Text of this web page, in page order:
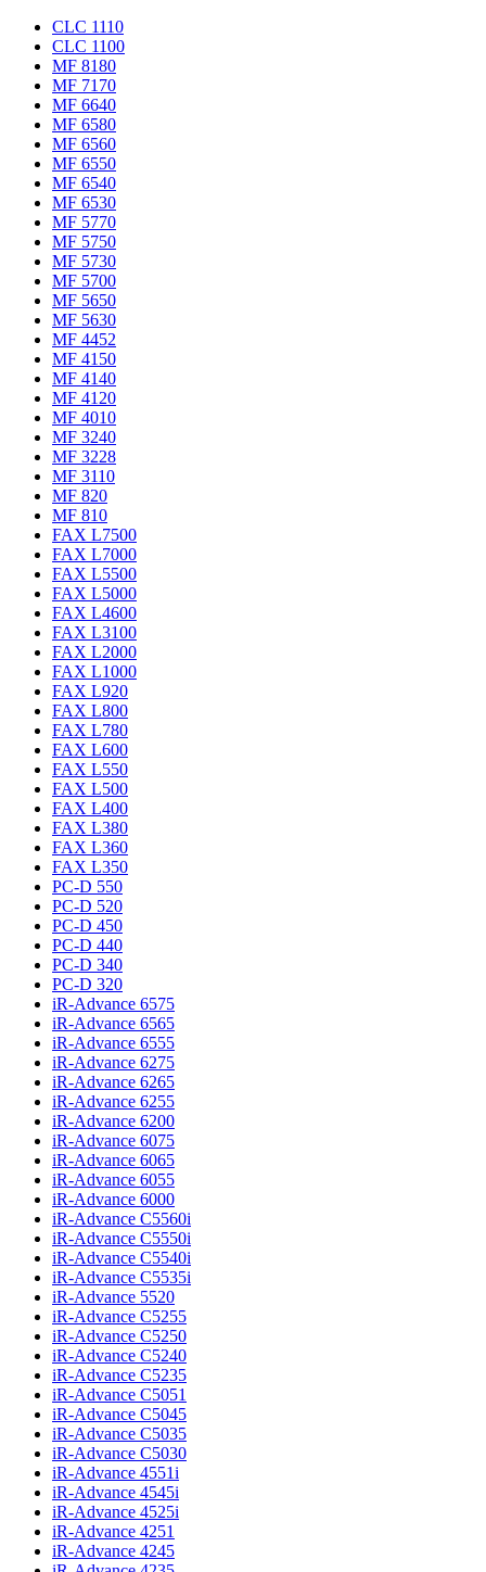
CLC 1110
CLC 1100
MF 8180
MF 7170
MF 6640
MF 6580
MF 6560
MF 6550
MF 6540
MF 6530
MF 5770
MF 5750
MF 5730
MF 5700
MF 5650
MF 5630
MF 4452
MF 4150
MF 4140
MF 4120
MF 4010
MF 3240
MF 3228
MF 3110
MF 820
MF 810
FAX L7500
FAX L7000
FAX L5500
FAX L5000
FAX L4600
FAX L3100
FAX L2000
FAX L1000
FAX L920
FAX L800
FAX L780
FAX L600
FAX L550
FAX L500
FAX L400
FAX L380
FAX L360
FAX L350
PC-D 550
PC-D 520
PC-D 450
PC-D 440
PC-D 340
PC-D 320
iR-Advance 6575
iR-Advance 6565
iR-Advance 6555
iR-Advance 6275
iR-Advance 6265
iR-Advance 6255
iR-Advance 6200
iR-Advance 6075
iR-Advance 6065
iR-Advance 6055
iR-Advance 6000
iR-Advance C5560i
iR-Advance C5550i
iR-Advance C5540i
iR-Advance C5535i
iR-Advance 5520
iR-Advance C5255
iR-Advance C5250
iR-Advance C5240
iR-Advance C5235
iR-Advance C5051
iR-Advance C5045
iR-Advance C5035
iR-Advance C5030
iR-Advance 4551i
iR-Advance 4545i
iR-Advance 4525i
iR-Advance 4251
iR-Advance 4245